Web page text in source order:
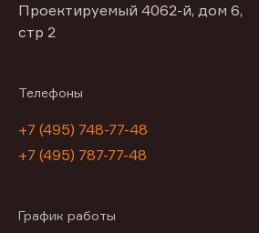
Проектируемый 4062-й, дом 6,
стр 2
Телефоны
+7 (495) 748-77-48
+7 (495) 787-77-48
График работы